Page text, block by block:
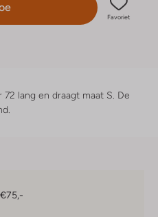
Favoriet
lang en draagt maat S. De